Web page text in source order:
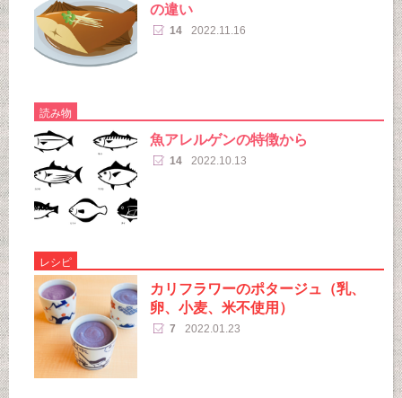
の違い
14 2022.11.16
読み物
魚アレルゲンの特徴から
14 2022.10.13
レシピ
カリフラワーのポタージュ（乳、
卵、小麦、米不使用）
7 2022.01.23